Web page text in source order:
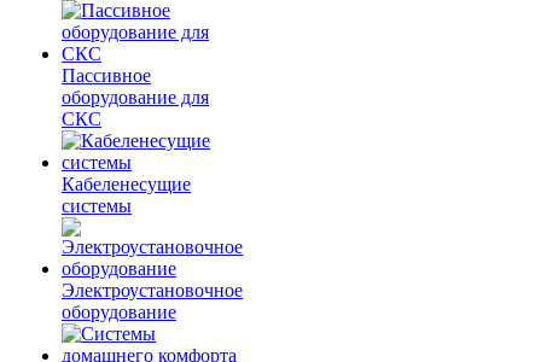
Пассивное
оборудование для
СКС
Кабеленесущие
системы
Электроустановочное
оборудование